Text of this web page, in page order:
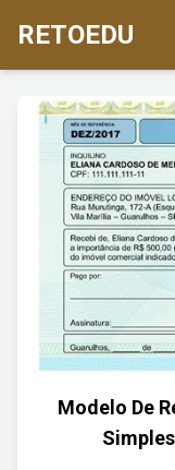
RETOEDU
Modelo De